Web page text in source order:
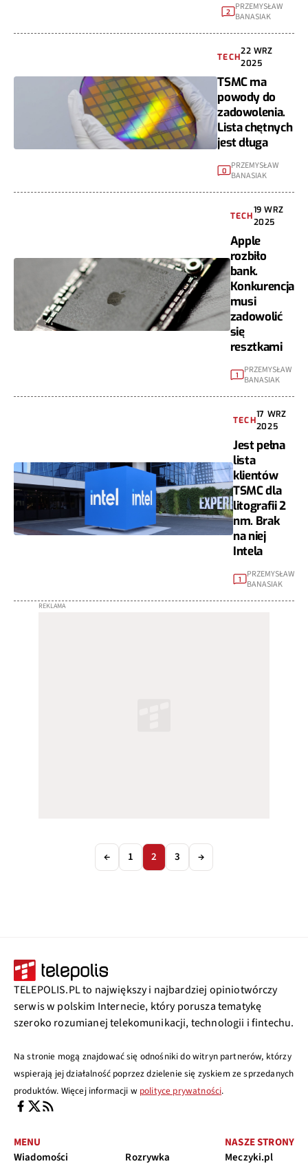
2
PRZEMYSŁAW
BANASIAK
TECH
22 WRZ
2025
TSMC ma
powody do
zadowolenia.
Lista chętnych
jest długa
0
PRZEMYSŁAW
BANASIAK
TECH
19 WRZ
2025
Apple
rozbiło
bank.
Konkurencja
musi
zadowolić
się
resztkami
1
PRZEMYSŁAW
BANASIAK
TECH
17 WRZ
2025
Jest pełna
lista
klientów
TSMC dla
litografii 2
nm. Brak
na niej
Intela
1
PRZEMYSŁAW
BANASIAK
← 1 2 3 →
TELEPOLIS.PL to największy i najbardziej opiniotwórczy
serwis w polskim Internecie, który porusza tematykę
szeroko rozumianej telekomunikacji, technologii i fintechu.
Na stronie mogą znajdować się odnośniki do witryn partnerów, którzy
wspierają jej działalność poprzez dzielenie się zyskiem ze sprzedanych
produktów. Więcej informacji w polityce prywatności.
MENU
Wiadomości
Rozrywka
NASZE STRONY
Meczyki.pl